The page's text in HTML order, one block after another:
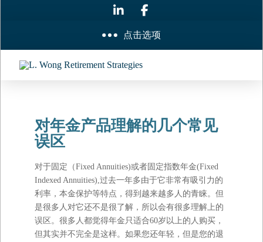
点击选项
对年金产品理解的几个常见
误区
对于固定（Fixed Annuities)或者固定指数年金(Fixed
Indexed Annuities),过去一年多由于它非常有吸引力的
利率，本金保护等特点，得到越来越多人的青睐。但
是很多人对它还不是很了解，所以会有很多理解上的
误区。很多人都觉得年金只适合60岁以上的人购买，
但其实并不完全是这样。如果您还年轻，但是您的退